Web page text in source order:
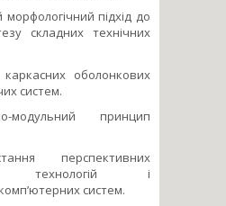
підхід до
складних технічних
оболонкових
систем.
принцип
перспективних
технологій і
систем.